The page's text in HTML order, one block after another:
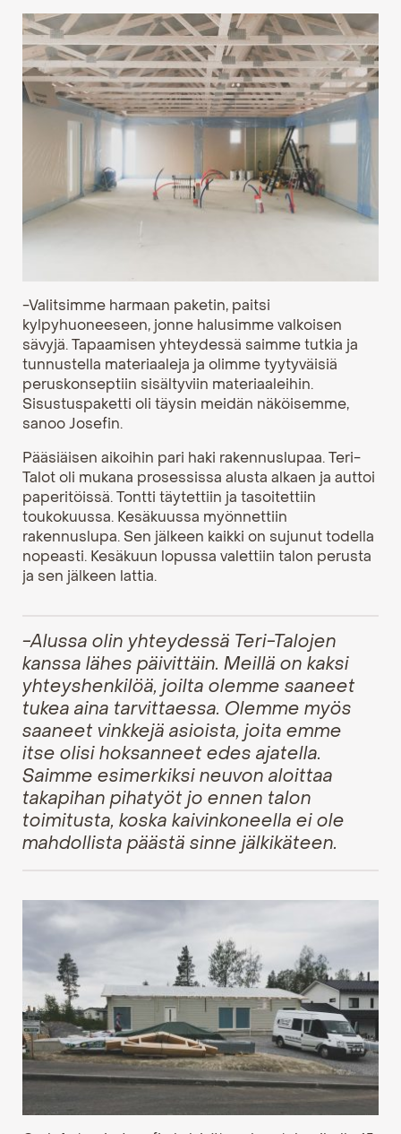
-Valitsimme harmaan paketin, paitsi
kylpyhuoneeseen, jonne halusimme valkoisen
sävyjä. Tapaamisen yhteydessä saimme tutkia ja
tunnustella materiaaleja ja olimme tyytyväisiä
peruskonseptiin sisältyviin materiaaleihin.
Sisustuspaketti oli täysin meidän näköisemme,
sanoo Josefin.
Pääsiäisen aikoihin pari haki rakennuslupaa. Teri-
Talot oli mukana prosessissa alusta alkaen ja auttoi
paperitöissä. Tontti täytettiin ja tasoitettiin
toukokuussa. Kesäkuussa myönnettiin
rakennuslupa. Sen jälkeen kaikki on sujunut todella
nopeasti. Kesäkuun lopussa valettiin talon perusta
ja sen jälkeen lattia.
-Alussa olin yhteydessä Teri-Talojen
kanssa lähes päivittäin. Meillä on kaksi
yhteyshenkilöä, joilta olemme saaneet
tukea aina tarvittaessa. Olemme myös
saaneet vinkkejä asioista, joita emme
itse olisi hoksanneet edes ajatella.
Saimme esimerkiksi neuvon aloittaa
takapihan pihatyöt jo ennen talon
toimitusta, koska kaivinkoneella ei ole
mahdollista päästä sinne jälkikäteen.